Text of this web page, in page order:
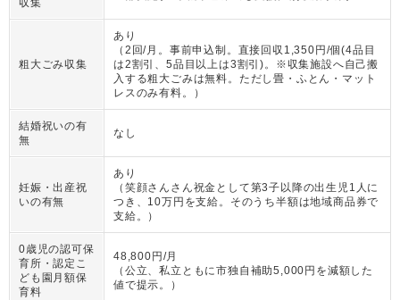
収集
粗大ごみ収集
あり
（ 2回/月。事前申込制。直接回収1,350円/個(4品目
は2割引、5品目以上は3割引)。※収集施設へ自己搬
入する粗大ごみは無料。ただし畳・ふとん・マット
レスのみ有料。
）
結婚祝いの有
無
なし
妊娠・出産祝
いの有無
あり
（ 笑顔さんさん祝金として第3子以降の出生児1人に
つき、10万円を支給。そのうち半額は地域商品券で
支給。
）
0歳児の認可保
育所・認定こ
ども園月額保
育料
48,800円/月
（ 公立、私立ともに市独自補助5,000円を減額した
値で提示。
）